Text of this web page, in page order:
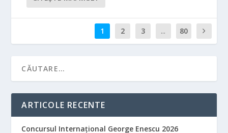
1 2 3 ... 80
ARTICOLE RECENTE
Concursul Internațional George Enescu 2026